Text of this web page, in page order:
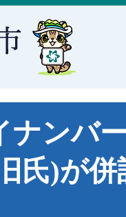
ナンバ
氏)が